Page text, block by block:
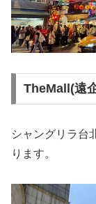
TheMall(遠
シャングリラ台
ります。